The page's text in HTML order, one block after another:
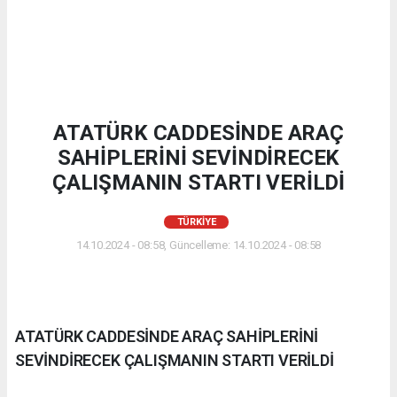
ATATÜRK CADDESİNDE ARAÇ
SAHİPLERİNİ SEVİNDİRECEK
ÇALIŞMANIN STARTI VERİLDİ
TÜRKIYE
14.10.2024 - 08:58, Güncelleme: 14.10.2024 - 08:58
ATATÜRK CADDESİNDE ARAÇ SAHİPLERİNİ
SEVİNDİRECEK ÇALIŞMANIN STARTI VERİLDİ